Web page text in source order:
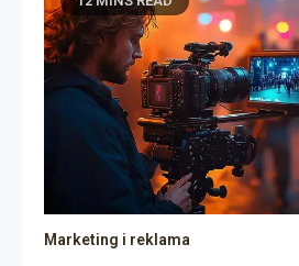
Marketing i reklama